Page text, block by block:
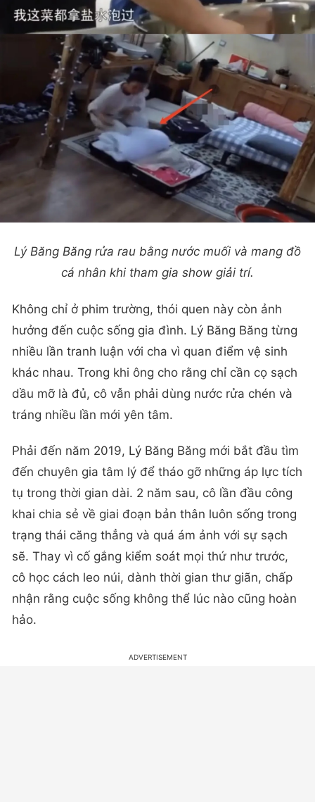
Lý Băng Băng rửa rau bằng nước muối và mang đồ
cá nhân khi tham gia show giải trí.
Không chỉ ở phim trường, thói quen này còn ảnh
hưởng đến cuộc sống gia đình. Lý Băng Băng từng
nhiều lần tranh luận với cha vì quan điểm vệ sinh
khác nhau. Trong khi ông cho rằng chỉ cần cọ sạch
dầu mỡ là đủ, cô vẫn phải dùng nước rửa chén và
tráng nhiều lần mới yên tâm.
Phải đến năm 2019, Lý Băng Băng mới bắt đầu tìm
đến chuyên gia tâm lý để tháo gỡ những áp lực tích
tụ trong thời gian dài. 2 năm sau, cô lần đầu công
khai chia sẻ về giai đoạn bản thân luôn sống trong
trạng thái căng thẳng và quá ám ảnh với sự sạch
sẽ. Thay vì cố gắng kiểm soát mọi thứ như trước,
cô học cách leo núi, dành thời gian thư giãn, chấp
nhận rằng cuộc sống không thể lúc nào cũng hoàn
hảo.